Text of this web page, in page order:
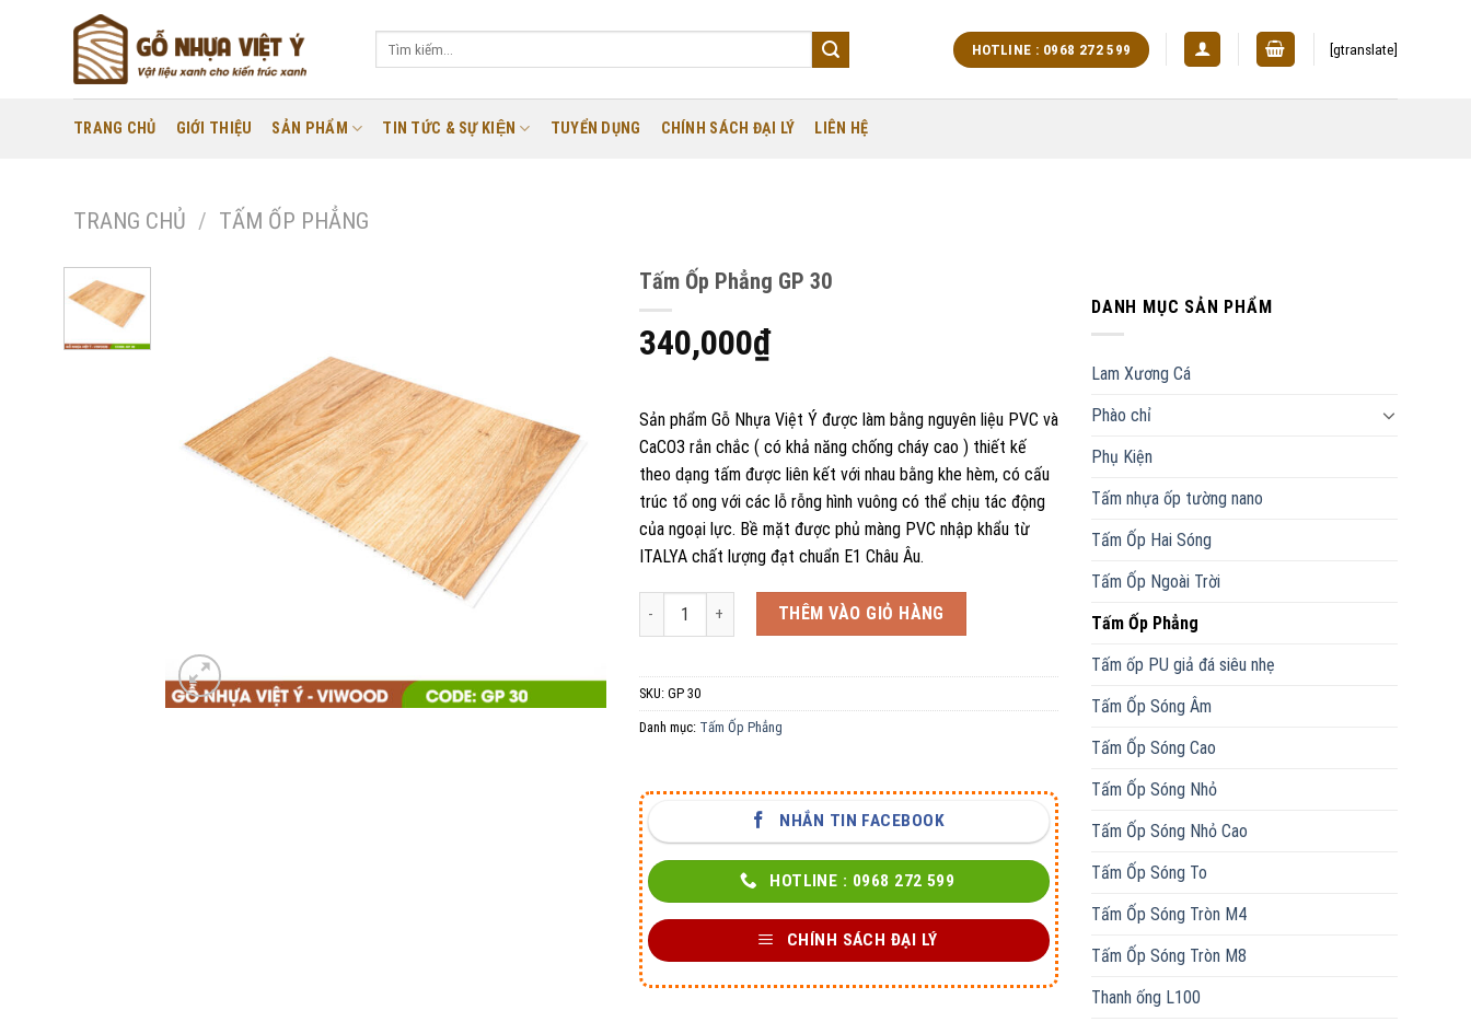
HOTLINE : 0968 272 599 [gtranslate]
TRANG CHỦ GIỚI THIỆU SẢN PHẨM TIN TỨC & SỰ KIỆN TUYỂN DỤNG CHÍNH SÁCH ĐẠI LÝ LIÊN HỆ
TRANG CHỦ / TẤM ỐP PHẲNG
Tấm Ốp Phẳng GP 30
340,000₫
Sản phẩm Gỗ Nhựa Việt Ý được làm bằng nguyên liệu PVC và
CaCO3 rắn chắc ( có khả năng chống cháy cao ) thiết kế
theo dạng tấm được liên kết với nhau bằng khe hèm, có cấu
trúc tổ ong với các lỗ rỗng hình vuông có thể chịu tác động
của ngoại lực. Bề mặt được phủ màng PVC nhập khẩu từ
ITALYA chất lượng đạt chuẩn E1 Châu Âu.
Tấm Ốp Phẳng GP 30 số lượngTHÊM VÀO GIỎ HÀNG
SKU: GP 30
Danh mục: Tấm Ốp Phẳng
NHẮN TIN FACEBOOK
HOTLINE : 0968 272 599
CHÍNH SÁCH ĐẠI LÝ
DANH MỤC SẢN PHẨM
Lam Xương Cá
Phào chỉ
Phụ Kiện
Tấm nhựa ốp tường nano
Tấm Ốp Hai Sóng
Tấm Ốp Ngoài Trời
Tấm Ốp Phẳng
Tấm ốp PU giả đá siêu nhẹ
Tấm Ốp Sóng Âm
Tấm Ốp Sóng Cao
Tấm Ốp Sóng Nhỏ
Tấm Ốp Sóng Nhỏ Cao
Tấm Ốp Sóng To
Tấm Ốp Sóng Tròn M4
Tấm Ốp Sóng Tròn M8
Thanh ống L100